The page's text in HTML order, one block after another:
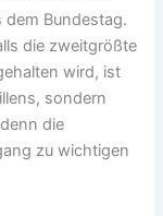
Bundestag.
die zweitgrößte
wird, ist
sondern
die
zu wichtigen